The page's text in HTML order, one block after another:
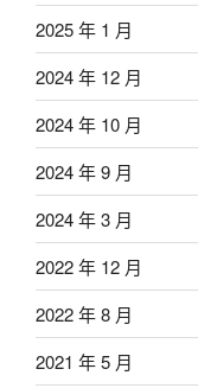
2025 年 1 月
2024 年 12 月
2024 年 10 月
2024 年 9 月
2024 年 3 月
2022 年 12 月
2022 年 8 月
2021 年 5 月